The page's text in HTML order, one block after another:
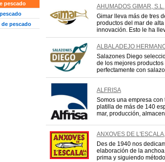
pescado
de pescado
AHUMADOS GIMAR, S.L.
Gimar lleva más de tres
productos del mar de
innovación. Esto le ha
ALBALADEJO
Salazones Diego
de los mejores
perfectamente con
ALFRISA
Somos una empresa
platilla de más de 140
mar, producción,
ANXOVES DE
Des de 1940 nos
elaboración de la
prima y siguiendo